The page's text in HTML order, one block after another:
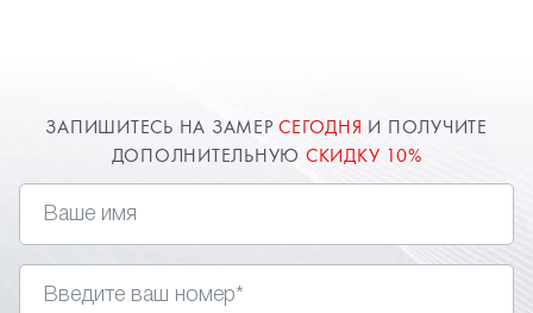
договор у вас дома.
ЗАПИШИТЕСЬ НА ЗАМЕРСЕГОДНЯ И ПОЛУЧИТЕ
ДОПОЛНИТЕЛЬНУЮ СКИДКУ 10%